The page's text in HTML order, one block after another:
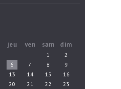
jeu ven sam dim
1
2
6 7 8
9
13 14 15
16
20 21 22
23